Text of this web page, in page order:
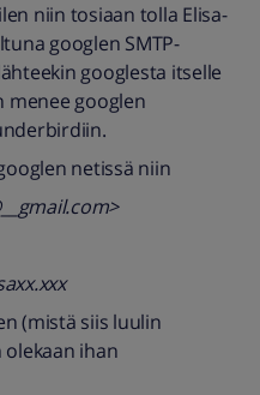
niin tosiaan tolla Elisa-
googlen SMTP-
googlesta itselle
menee googlen
netissä niin
(mistä siis luulin
olekaan ihan